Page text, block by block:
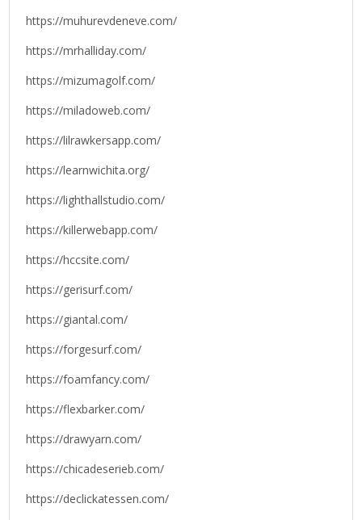
https://muhurevdeneve.com/
https://mrhalliday.com/
https://mizumagolf.com/
https://miladoweb.com/
https://lilrawkersapp.com/
https://learnwichita.org/
https://lighthallstudio.com/
https://killerwebapp.com/
https://hccsite.com/
https://gerisurf.com/
https://giantal.com/
https://forgesurf.com/
https://foamfancy.com/
https://flexbarker.com/
https://drawyarn.com/
https://chicadeserieb.com/
https://declickatessen.com/